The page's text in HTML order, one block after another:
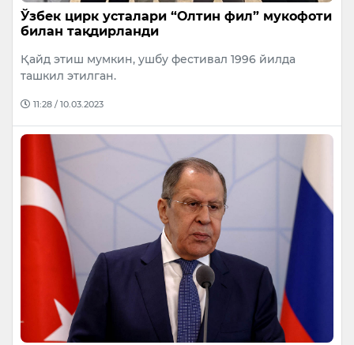
Ўзбек цирк усталари “Олтин фил” мукофоти
билан тақдирланди
Қайд этиш мумкин, ушбу фестивал 1996 йилда
ташкил этилган.
11:28 / 10.03.2023